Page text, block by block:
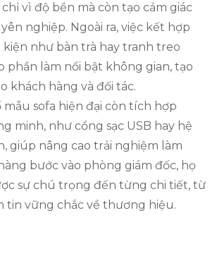
vì độ bền mà còn tạo cảm giác
nghiệp. Ngoài ra, việc kết hợp
kiện như bàn trà hay tranh treo
phần làm nổi bật không gian, tạo
khách hàng và đối tác.
mẫu sofa hiện đại còn tích hợp
minh, như cổng sạc USB hay hệ
giúp nâng cao trải nghiệm làm
bước vào phòng giám đốc, họ
sự chú trọng đến từng chi tiết, từ
tin vững chắc về thương hiệu.